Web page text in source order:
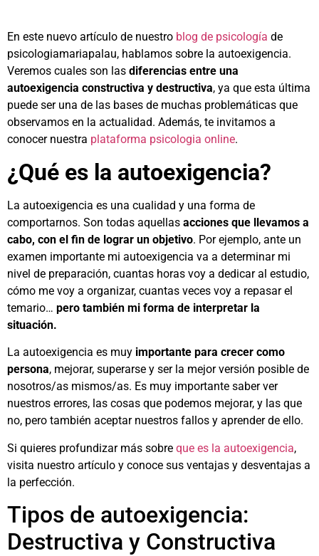
En este nuevo artículo de nuestro blog de psicología de
psicologiamariapalau, hablamos sobre la autoexigencia.
Veremos cuales son las diferencias entre una
autoexigencia constructiva y destructiva, ya que esta última
puede ser una de las bases de muchas problemáticas que
observamos en la actualidad. Además, te invitamos a
conocer nuestra plataforma psicologia online.
¿Qué es la autoexigencia?
La autoexigencia es una cualidad y una forma de
comportarnos. Son todas aquellas acciones que llevamos a
cabo, con el fin de lograr un objetivo. Por ejemplo, ante un
examen importante mi autoexigencia va a determinar mi
nivel de preparación, cuantas horas voy a dedicar al estudio,
cómo me voy a organizar, cuantas veces voy a repasar el
temario… pero también mi forma de interpretar la
situación.
La autoexigencia es muy importante para crecer como
persona, mejorar, superarse y ser la mejor versión posible de
nosotros/as mismos/as. Es muy importante saber ver
nuestros errores, las cosas que podemos mejorar, y las que
no, pero también aceptar nuestros fallos y aprender de ello.
Si quieres profundizar más sobre que es la autoexigencia,
visita nuestro artículo y conoce sus ventajas y desventajas a
la perfección.
Tipos de autoexigencia:
Destructiva y Constructiva